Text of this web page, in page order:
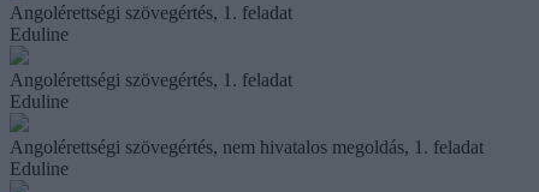
Angolérettségi szövegértés, 1. feladat
Eduline
Angolérettségi szövegértés, 1. feladat
Eduline
Angolérettségi szövegértés, nem hivatalos megoldás, 1. feladat
Eduline